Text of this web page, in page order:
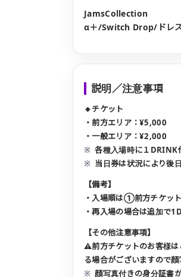
JamsCollection
α＋/Switch Drop/ドレ
説明／注意事項
🔸チケット
・前方エリア：¥5,000
・一般エリア：¥2,000
各種入場時に１DRINK
当日券は状況により後
【備考】
・入場順は①前方チケッ
・再入場の場合は追加で
【その他注意事項】
⚠️前方チケットのお客様は
る場合がございますので
顔写真付きの身分証書